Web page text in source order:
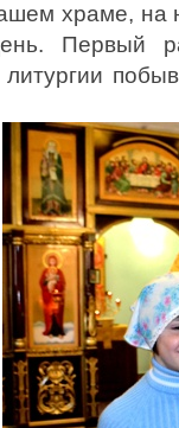
храме, на
Первый